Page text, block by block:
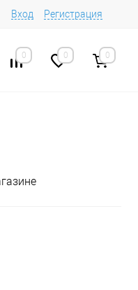
Вход Регистрация
0 0 0